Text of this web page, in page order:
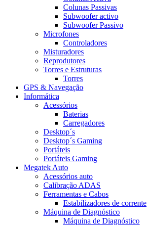
Colunas Passivas
Subwoofer activo
Subwoofer Passivo
Microfones
Controladores
Misturadores
Reprodutores
Torres e Estruturas
Torres
GPS & Navegação
Informática
Acessórios
Baterias
Carregadores
Desktop´s
Desktop´s Gaming
Portáteis
Portáteis Gaming
Megatek Auto
Acessórios auto
Calibração ADAS
Ferramentas e Cabos
Estabilizadores de corrente
Máquina de Diagnóstico
Máquina de Diagnóstico